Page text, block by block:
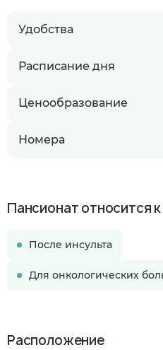
Удобства
Расписание дня
Ценообразование
Номера
Пансионат относится
После инсульта
Для онкологических
Расположение